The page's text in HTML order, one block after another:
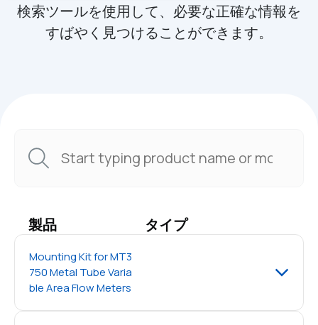
検索ツールを使用して、必要な正確な情報を
すばやく見つけることができます。
製品 タイプ
Mounting Kit for MT3
750 Metal Tube Varia
ble Area Flow Meters